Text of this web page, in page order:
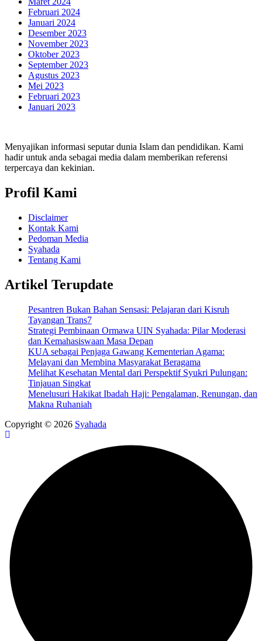
Februari 2024
Januari 2024
Desember 2023
November 2023
Oktober 2023
September 2023
Agustus 2023
Mei 2023
Februari 2023
Januari 2023
Menyajikan informasi seputar dunia Islam dan pendidikan. Kami
hadir untuk anda sebagai media dalam memberikan referensi
terpercaya dan kekinian.
Profil Kami
Disclaimer
Kontak Kami
Pedoman Media
Syahada
Tentang Kami
Artikel Terupdate
Pesantren Bukan Bahan Sensasi: Pelajaran dari Kisruh
Tayangan Trans7
Strategi Pembinaan Ormawa UIN Syahada: Pilar Moderasi
dan Kemahasiswaan Masa Depan
KUA sebagai Penjaga Gawang Kementerian Agama:
Melayani dan Membina Masyarakat Beragama
Melihat Kesehatan Mental dari Perspektif Syukri Pulungan:
Tinjauan Singkat
Menelusuri Hakikat Ibadah Haji: Pengalaman, Renungan, dan
Makna Ruhaniah
Copyright © 2026 Syahada